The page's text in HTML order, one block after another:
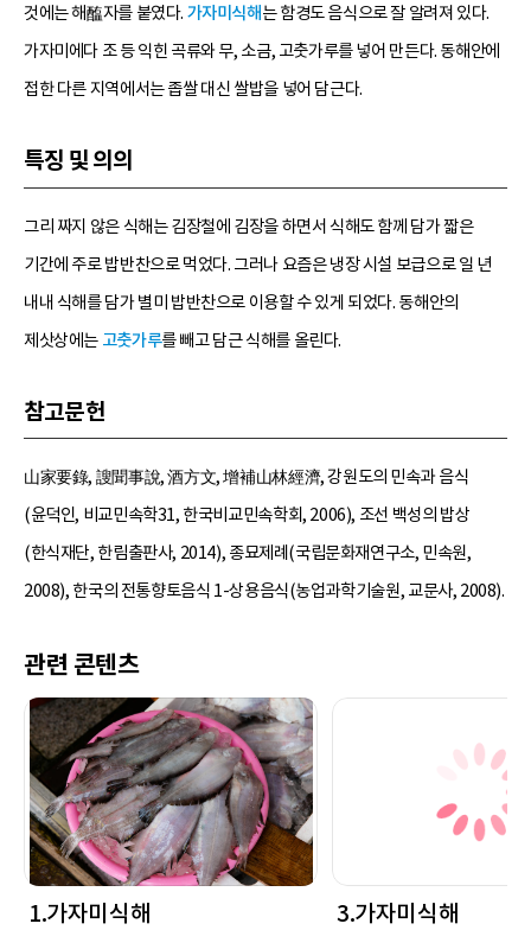
것에는 해醢자를 붙였다. 가자미식해는 함경도 음식으로 잘 알려져 있다.
가자미에다 조 등 익힌 곡류와 무, 소금, 고춧가루를 넣어 만든다. 동해안에
접한 다른 지역에서는 좁쌀 대신 쌀밥을 넣어 담근다.
특징 및 의의
그리 짜지 않은 식해는 김장철에 김장을 하면서 식해도 함께 담가 짧은
기간에 주로 밥반찬으로 먹었다. 그러나 요즘은 냉장 시설 보급으로 일 년
내내 식해를 담가 별미 밥반찬으로 이용할 수 있게 되었다. 동해안의
제삿상에는 고춧가루를 빼고 담근 식해를 올린다.
참고문헌
山家要錄, 謏聞事說, 酒方文, 增補山林經濟, 강원도의 민속과 음식
(윤덕인, 비교민속학31, 한국비교민속학회, 2006), 조선 백성의 밥상
(한식재단, 한림출판사, 2014), 종묘제례(국립문화재연구소, 민속원,
2008), 한국의 전통향토음식 1-상용음식(농업과학기술원, 교문사, 2008).
관련 콘텐츠
1.가자미식해 3.가자미식해